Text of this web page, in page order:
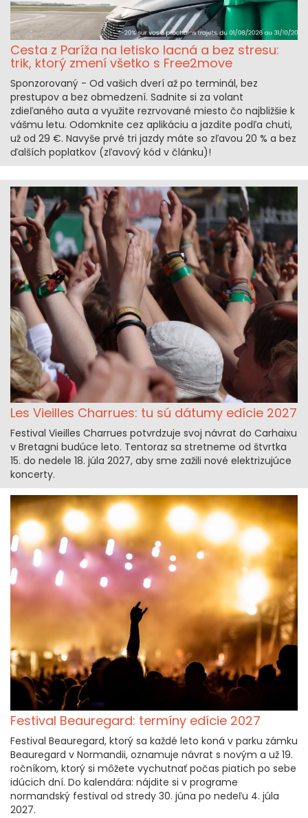
Cesta z Paríža na letisko lacná a bez stresu:
trik, ktorý zmení všetko s Free2move
Sponzorovaný - Od vašich dverí až po terminál, bez
prestupov a bez obmedzení. Sadnite si za volant
zdieľaného auta a využite rezrvované miesto čo najbližšie k
vášmu letu. Odomknite cez aplikáciu a jazdite podľa chuti,
už od 29 €. Navyše prvé tri jazdy máte so zľavou 20 % a bez
ďalších poplatkov (zľavový kód v článku)!
Les Vieilles Charrues: tu sú dátumy edície 2027
Festival Vieilles Charrues potvrdzuje svoj návrat do Carhaixu
v Bretagni budúce leto. Tentoraz sa stretneme od štvrtka
15. do nedele 18. júla 2027, aby sme zažili nové elektrizujúce
koncerty.
Festival Beauregard: termíny edície 2027
Festival Beauregard, ktorý sa každé leto koná v parku zámku
Beauregard v Normandii, oznamuje návrat s novým a už 19.
ročníkom, ktorý si môžete vychutnať počas piatich po sebe
idúcich dní. Do kalendára: nájdite si v programe
normandský festival od stredy 30. júna po nedeľu 4. júla
2027.